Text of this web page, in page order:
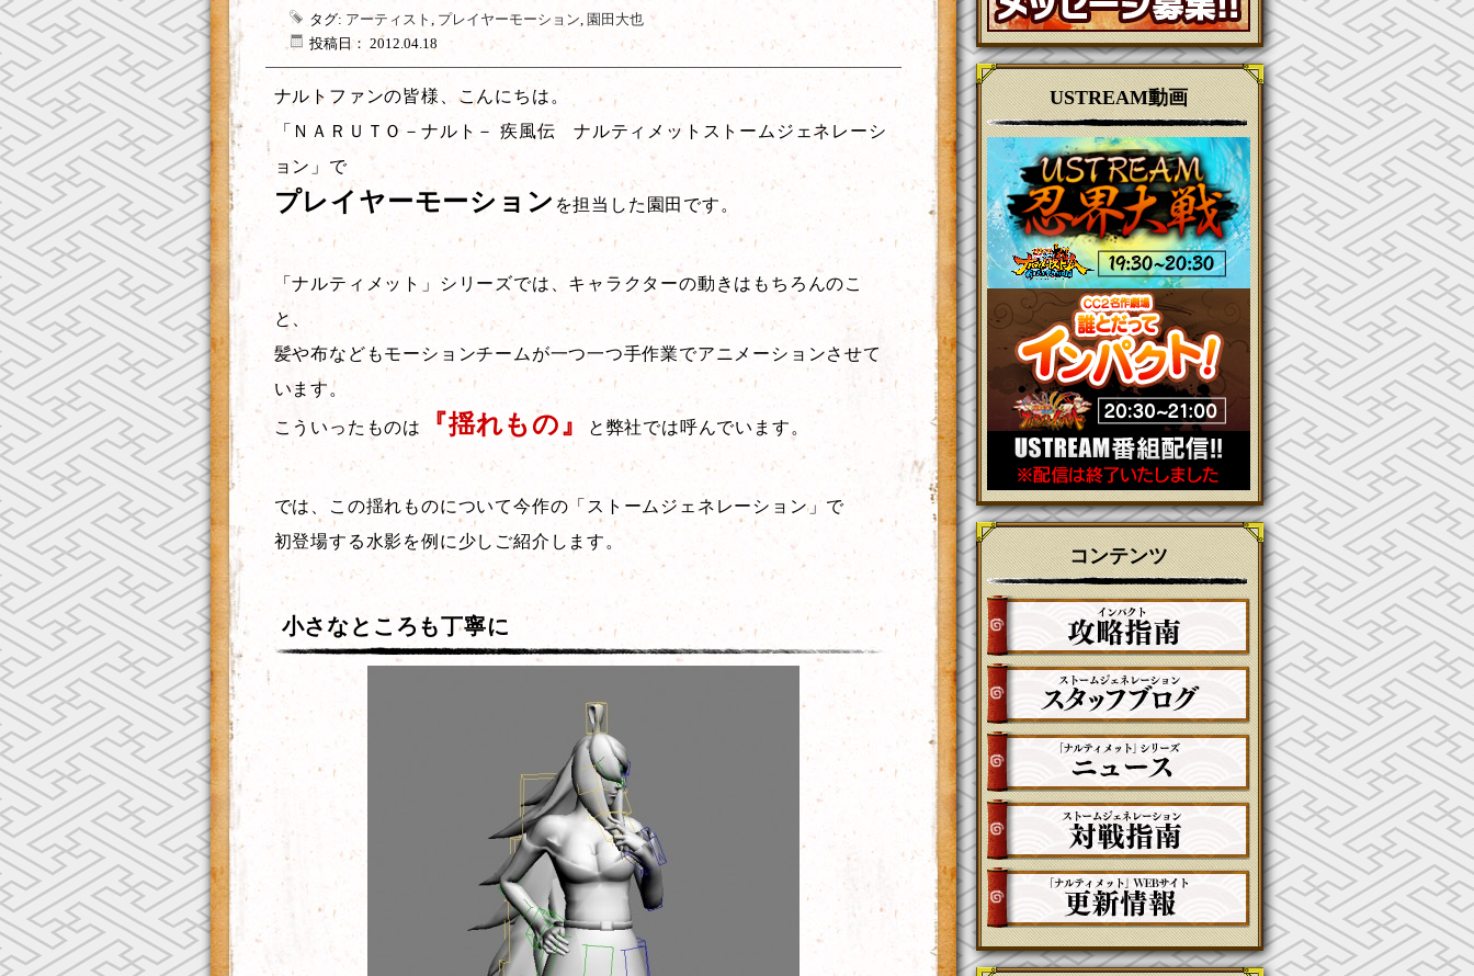
タグ: アーティスト , プレイヤーモーション, 園田大也
投稿日： 2012.04.18
ナルトファンの皆様、こんにちは。
「ＮＡＲＵＴＯ－ナルト－ 疾風伝 ナルティメットストームジェネレーシ
ョン」で
プレイヤーモーション を担当した園田です。
「ナルティメット」シリーズでは、キャラクターの動きはもちろんのこ
と、
髪や布などもモーションチームが一つ一つ手作業でアニメーションさせて
います。
こういったものは 『揺れもの』 と弊社では呼んでいます。
では、この揺れものについて今作の「ストームジェネレーション」で
初登場する水影を例に少しご紹介します。
小さなところも丁寧に
USTREAM動画
コンテンツ